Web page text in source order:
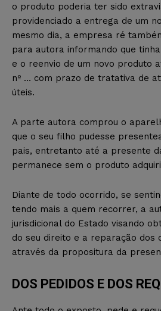
o produto poderia ter sido
providenciado a entrega de um
mesmo dia, a empresa ré
para autora informando que
e o reenvio de um novo produto
nº … com prazo de tratativa de
úteis.
A parte autora comprou o
que o seu filho pudesse
pais, entretanto até a presente
permanece sem o produto
Diante de todo ocorrido, se
tendo mais a quem recorrer, a
jurisdicional do Estado visando
do seu direito e a reparação dos
através da propositura da
DOS PEDIDOS E DOS